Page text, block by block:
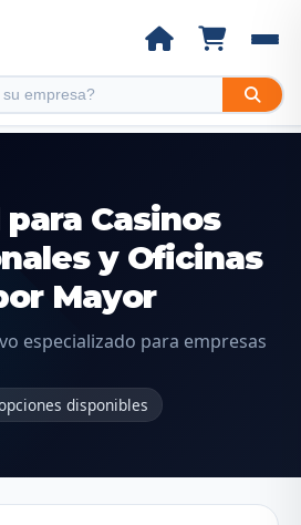
Casinos
y Oficinas
Mayor
especializado para empresas
disponibles